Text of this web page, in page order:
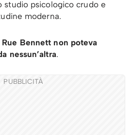
studio psicologico crudo e
moderna.
Rue Bennett non poteva
nessun’altra.
PUBBLICITÀ